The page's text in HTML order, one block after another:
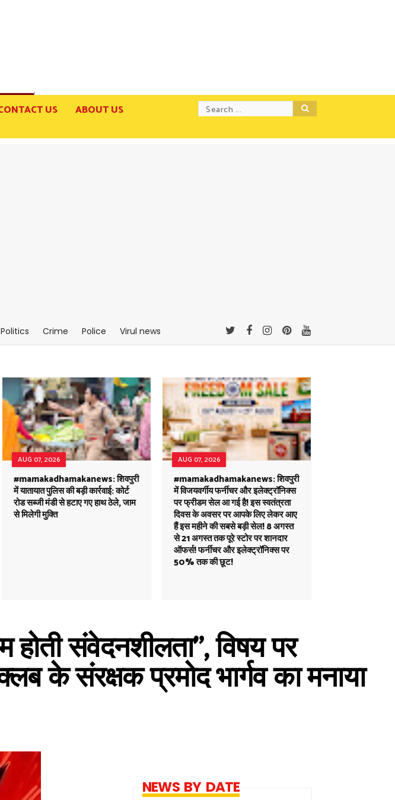
US
ABOUT US
Politics Crime Police Virul news
AUG 07, 2026
#mamakadhamakanews: शिवपुरी
में यातायात पुलिस की बड़ी कार्रवाई: कोर्ट
रोड सब्जी मंडी से हटाए गए हाथ ठेले, जाम
से मिलेगी मुक्ति
AUG 07, 2026
#mamakadhamakanews: शिवपुरी
में विजयवर्गीय फर्नीचर और इलेक्ट्रॉनिक्स
पर फ्रीडम सेल आ गई है! इस स्वतंत्रता
दिवस के अवसर पर आपके लिए लेकर आए
हैं इस महीने की सबसे बड़ी सेल! 8 अगस्त
से 21 अगस्त तक पूरे स्टोर पर शानदार
ऑफर्स! फर्नीचर और इलेक्ट्रॉनिक्स पर
50% तक की छूट!
संवेदनशीलता", विषय पर
के संरक्षक प्रमोद भार्गव का मनाया
NEWS BY DATE